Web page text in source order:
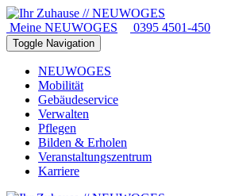
Meine NEUWOGES 0395 4501-450
Toggle Navigation
NEUWOGES
Mobilität
Gebäudeservice
Verwalten
Pflegen
Bilden & Erholen
Veranstaltungszentrum
Karriere